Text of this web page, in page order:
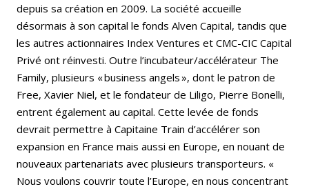
depuis sa création en 2009. La société accueille
désormais à son capital le fonds Alven Capital, tandis que
les autres actionnaires Index Ventures et CMC-CIC Capital
Privé ont réinvesti. Outre l’incubateur/accélérateur The
Family, plusieurs « business angels », dont le patron de
Free, Xavier Niel, et le fondateur de Liligo, Pierre Bonelli,
entrent également au capital. Cette levée de fonds
devrait permettre à Capitaine Train d’accélérer son
expansion en France mais aussi en Europe, en nouant de
nouveaux partenariats avec plusieurs transporteurs. «
Nous voulons couvrir toute l’Europe, en nous concentrant